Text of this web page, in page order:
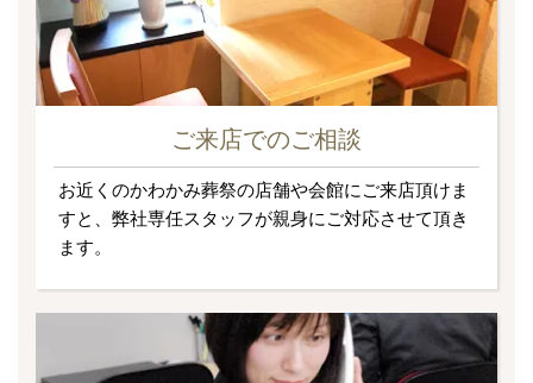
ご来店でのご相談
お近くのかわかみ葬祭の店舗や会館にご来店頂けま
すと、弊社専任スタッフが親身にご対応させて頂き
ます。